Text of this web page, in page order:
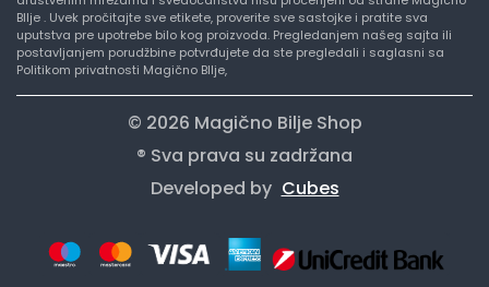
BIlje . Uvek pročitajte sve etikete, proverite sve sastojke i pratite sva
uputstva pre upotrebe bilo kog proizvoda. Pregledanjem našeg sajta ili
postavljanjem porudžbine potvrđujete da ste pregledali i saglasni sa
Politikom privatnosti Magično BIlje,
© 2026 Magično Bilje Shop
® Sva prava su zadržana
Developed by Cubes